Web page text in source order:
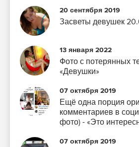
20 сентября 2019
Засветы девушек
13 января 2022
Фото с потерянных
«Девушки»
07 октября 2019
Ещё одна порция
комментариев в
фото) - «Это
07 октября 2019